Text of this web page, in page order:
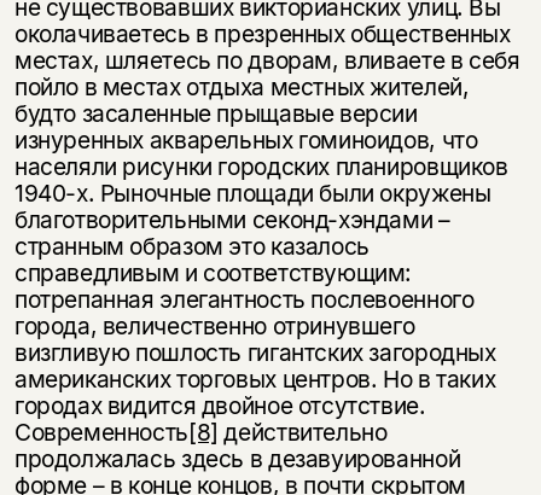
не существовавших викторианских улиц. Вы
околачиваетесь в презренных общественных
местах, шляетесь по дворам, вливаете в себя
пойло в местах отдыха местных жителей,
будто засаленные прыщавые версии
изнуренных акварельных гоминоидов, что
населяли рисунки городских планировщиков
1940-х. Рыночные площади были окружены
благотворительными секонд-хэндами –
странным образом это казалось
справедливым и соответствующим:
потрепанная элегантность послевоенного
города, величественно отринувшего
визгливую пошлость гигантских загородных
американских торговых центров. Но в таких
городах видится двойное отсутствие.
Современность[8] действительно
продолжалась здесь в дезавуированной
форме – в конце концов, в почти скрытом